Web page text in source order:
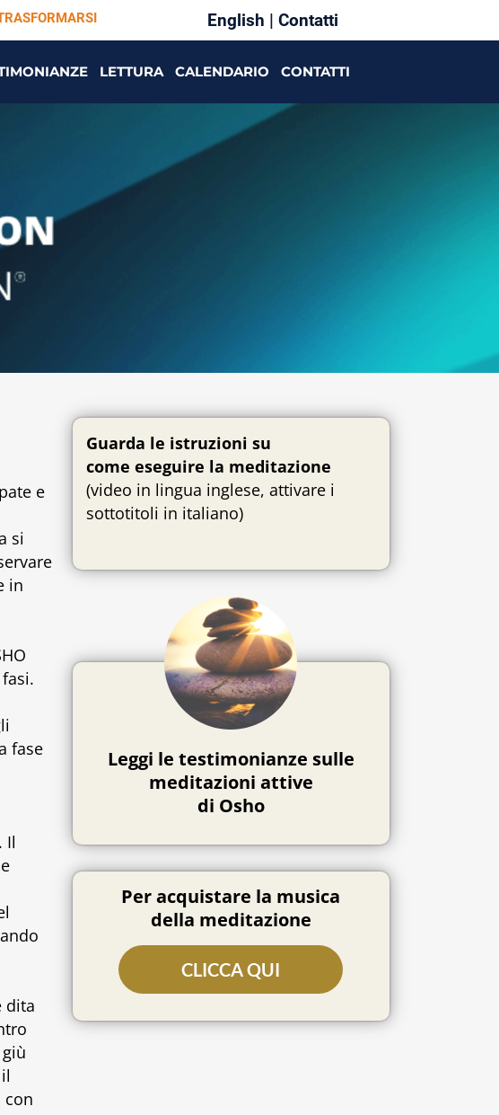
English | Contatti
LETTURA CALENDARIO CONTATTI
e
si
in
fase
Il
dita
con
Guarda le istruzioni su
come eseguire la meditazione
(video in lingua inglese, attivare i
sottotitoli in italiano)
Leggi le testimonianze sulle
meditazioni attive
di Osho
Per acquistare la musica
della meditazione
CLICCA QUI